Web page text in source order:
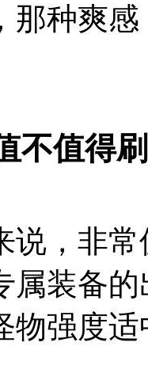
那种爽
不值得
说，非
属装备
物强度